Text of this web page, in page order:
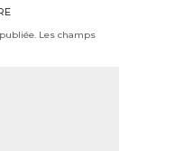
Les champs